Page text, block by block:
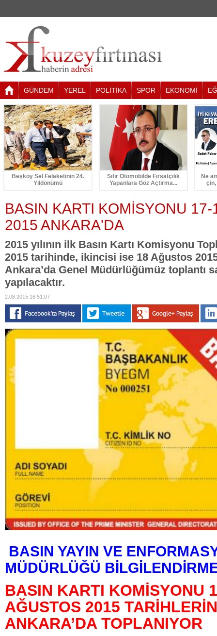
GÜNDEM YEREL POLİTİKA SPOR EKONOMİ
Beşköy Sel Felaketinin 24.
Yıldönümü
Sıfır Otomobilde Fırsatçılık
Yapanlara Göz Açtırma...
Ne
BASIN KARTI KOMİSYONU 17-
2015 ANKARA'DA
2015 yılının ilk Basın Kartı Komisyonu
2015 tarihinde, ikincisi ise 18 Ağustos
Ankara’da Genel Müdürlüğümüz toplantı
yapılacaktır.
2.08.2015 16:51:07
BASIN YAYIN VE
MÜDÜRLÜĞÜ
BASIN KARTI KOMİSYONU
AĞUSTOS 2015
ANKARA’DA TOPLANIYOR